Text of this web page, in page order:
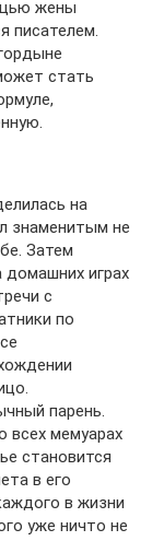
жены
писателем.
стать
на
знаменитым не
Затем
домашних играх
с
по
парень.
всех мемуарах
становится
в его
в жизни
уже ничто не